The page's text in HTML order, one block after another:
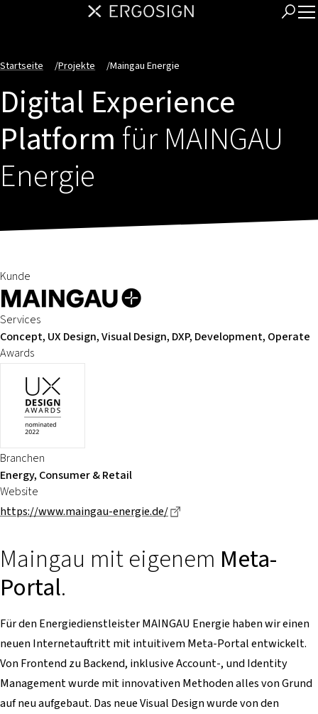
Startseite /Projekte /Maingau Energie
Digital Experience
Platform für MAINGAU
Energie
Kunde
Services
Concept, UX Design, Visual Design, DXP, Development, Operate
Awards
Branchen
Energy, Consumer & Retail
Website
https://www.maingau-energie.de/
Maingau mit eigenem Meta-
Portal.
Für den Energiedienstleister MAINGAU Energie haben wir einen
neuen Internetauftritt mit intuitivem Meta-Portal entwickelt.
Von Frontend zu Backend, inklusive Account-, und Identity
Management wurde mit innovativen Methoden alles von Grund
auf neu aufgebaut. Das neue Visual Design wurde von den